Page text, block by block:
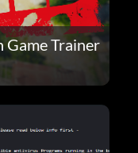
Game Trainer